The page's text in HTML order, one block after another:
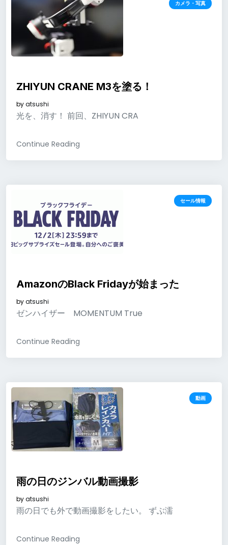
カメラ・写真
ZHIYUN CRANE M3を塗る！
byatsushi
光を、消す！ 前回、ZHIYUN CRA
Continue Reading
セール情報
AmazonのBlack Fridayが始まった
byatsushi
ゼンハイザー MOMENTUM True
Continue Reading
動画
雨の日のジンバル動画撮影
byatsushi
雨の日でも外で動画撮影をしたい。 ずぶ濡
Continue Reading